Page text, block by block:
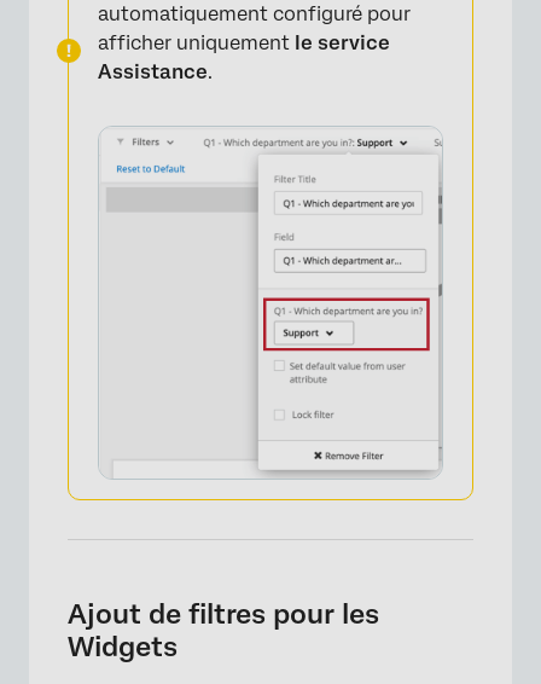
automatiquement configuré pour
afficher uniquement le service
Assistance.
Ajout de filtres pour les
Widgets